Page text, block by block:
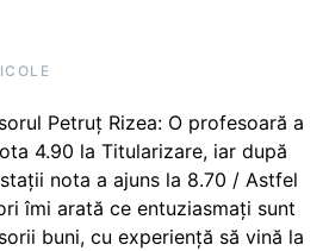
Petruț Rizea: O profesoară a
4.90 la Titularizare, iar după
nota a ajuns la 8.70 / Astfel
îmi arată ce entuziasmați sunt
buni, cu experiență să vină la